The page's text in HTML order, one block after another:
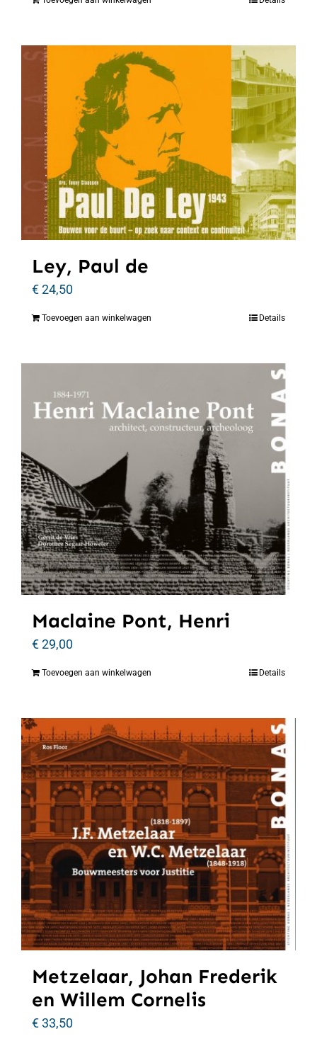
Ley, Paul de
€24,50
Toevoegen aan winkelwagen Details
Maclaine Pont, Henri
€29,00
Toevoegen aan winkelwagen Details
Metzelaar, Johan Frederik
en Willem Cornelis
€33,50